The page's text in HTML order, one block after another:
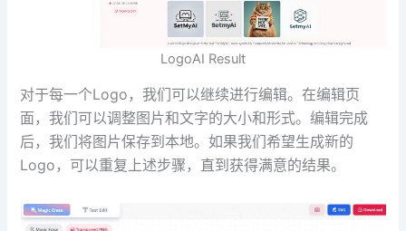
LogoAI Result
对于每一个Logo，我们可以继续进行编辑。在编辑页
面，我们可以调整图片和文字的大小和形式。编辑完成
后，我们将图片保存到本地。如果我们希望生成新的
Logo，可以重复上述步骤，直到获得满意的结果。